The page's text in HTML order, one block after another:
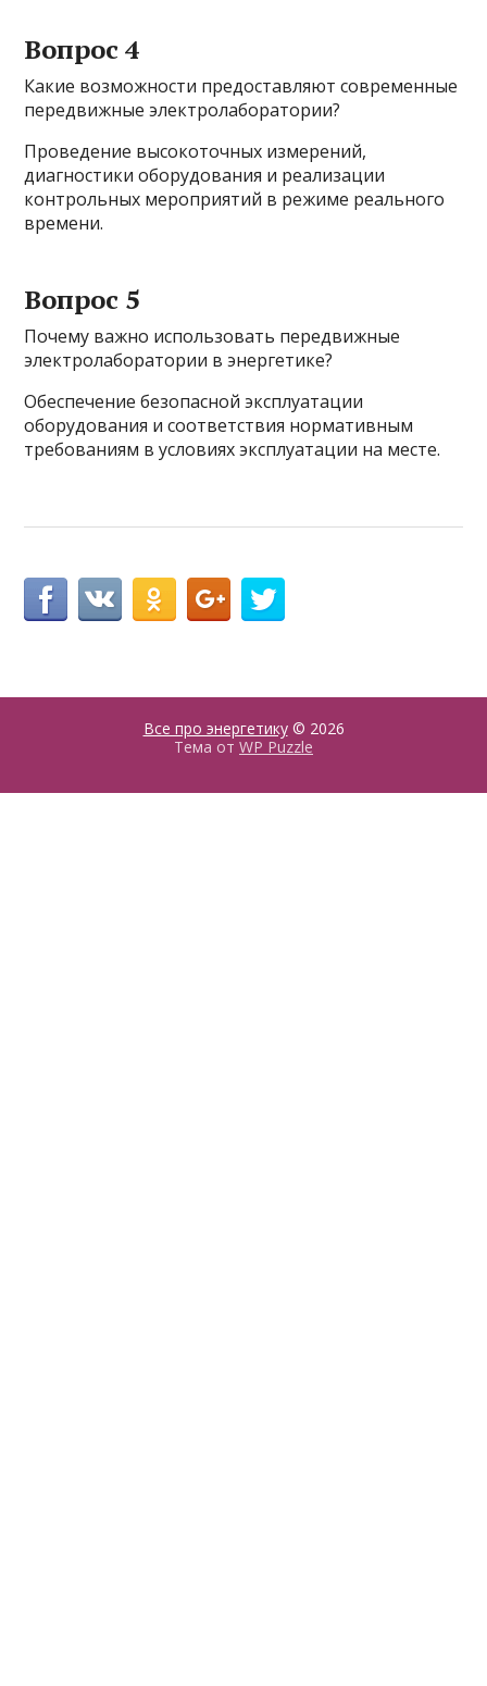
Вопрос 4
Какие возможности предоставляют современные
передвижные электролаборатории?
Проведение высокоточных измерений,
диагностики оборудования и реализации
контрольных мероприятий в режиме реального
времени.
Вопрос 5
Почему важно использовать передвижные
электролаборатории в энергетике?
Обеспечение безопасной эксплуатации
оборудования и соответствия нормативным
требованиям в условиях эксплуатации на месте.
Все про энергетику© 2026
Тема от WP Puzzle